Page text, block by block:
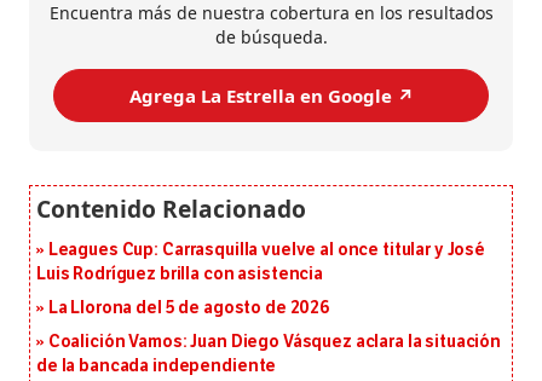
Encuentra más de nuestra cobertura en los resultados
de búsqueda.
Agrega La Estrella en Google ↗️
Leagues Cup: Carrasquilla vuelve al once titular y José
Luis Rodríguez brilla con asistencia
La Llorona del 5 de agosto de 2026
Coalición Vamos: Juan Diego Vásquez aclara la situación
de la bancada independiente